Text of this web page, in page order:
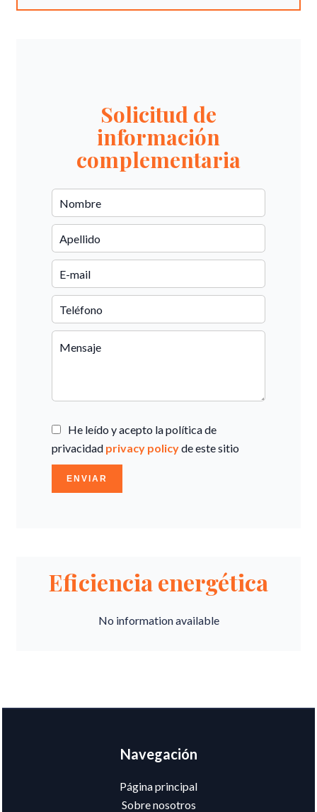
Solicitud de
información
complementaria
He leído y acepto la política de
privacidad privacy policyde este sitio
ENVIAR
Eficiencia energética
No information available
Navegación
Página principal
Sobre nosotros